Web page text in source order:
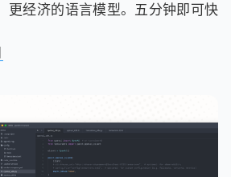
更经济的语言模型。五分钟即可快